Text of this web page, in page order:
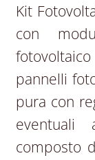
Kit
con
pannelli
pura con
composto